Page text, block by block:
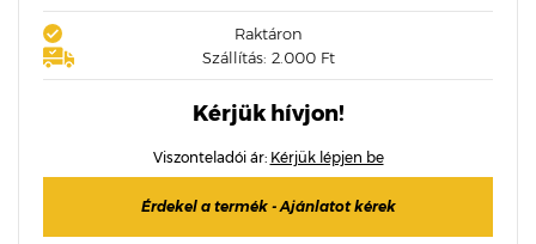
Raktáron
Szállítás: 2.000 Ft
Kérjük hívjon!
Viszonteladói ár: Kérjük lépjen be
Érdekel a termék - Ajánlatot kérek